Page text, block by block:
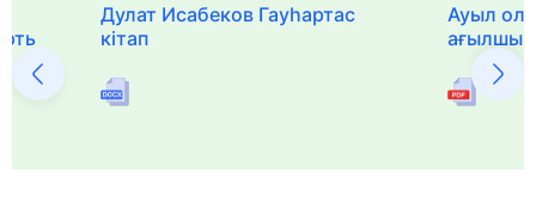
Дулат Исабеков Гауһартас
кітап
Ауыл
ағылшын